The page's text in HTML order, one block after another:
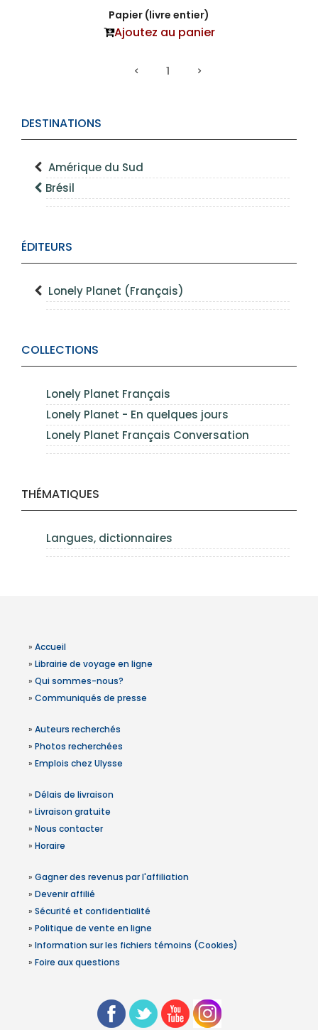
DESTINATIONS
Amérique du Sud
Brésil
ÉDITEURS
Lonely Planet (Français)
COLLECTIONS
Lonely Planet Français
Lonely Planet - En quelques jours
Lonely Planet Français Conversation
THÉMATIQUES
Langues, dictionnaires
Papier (livre entier)
Ajoutez au panier
1
» Accueil
» Librairie de voyage en ligne
» Qui sommes-nous?
» Communiqués de presse
» Auteurs recherchés
» Photos recherchées
» Emplois chez Ulysse
» Délais de livraison
» Livraison gratuite
» Nous contacter
» Horaire
» Gagner des revenus par l'affiliation
» Devenir affilié
» Sécurité et confidentialité
» Politique de vente en ligne
» Information sur les fichiers témoins (Cookies)
» Foire aux questions